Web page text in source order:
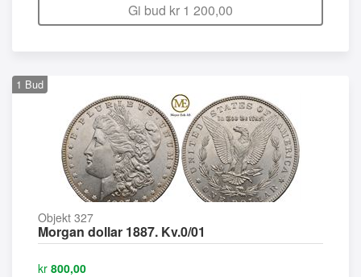
Gi bud kr 1 200,00
1 Bud
Objekt 327
Morgan dollar 1887. Kv.0/01
kr 800,00